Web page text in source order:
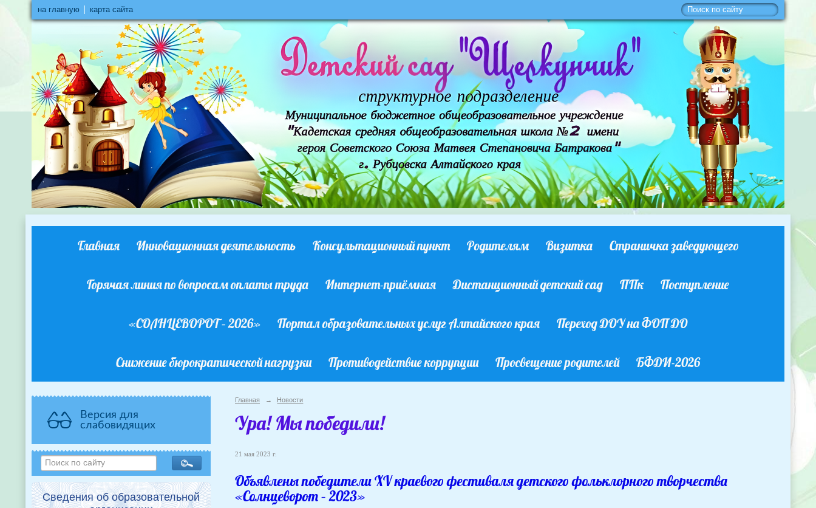
на главную карта сайта
Главная Инновационная деятельность Консультационный пункт Родителям Визитка Страничка заведующего
Горячая линия по вопросам оплаты труда Интернет-приёмная Дистанционный детский сад ППк Поступление
«СОЛНЦЕВОРОТ – 2026» Портал образовательных услуг Алтайского края Переход ДОУ на ФОП ДО
Снижение бюрократической нагрузки Противодействие коррупции Просвещение родителей БФДИ-2026
Версия для
слабовидящих
Сведения об образовательной
Главная → Новости
Ура! Мы победили!
21 мая 2023 г.
Объявлены победители XV краевого фестиваля детского фольклорного творчества
«Солнцеворот – 2023»